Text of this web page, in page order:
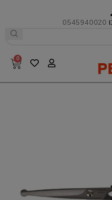
0545940020
0